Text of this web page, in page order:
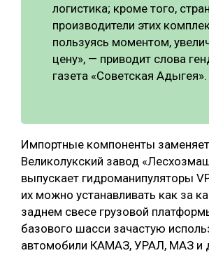
логистика; кроме того,
производители этих
пользуясь моментом,
цену», — приводит слова
газета «Советская Адыгея».
Импортные компоненты
Великолукский завод
выпускает гидроманипуляторы
их можно устанавливать как за
заднем свесе грузовой
базового шасси зачастую
автомобили КАМАЗ, УРАЛ, МАЗ и